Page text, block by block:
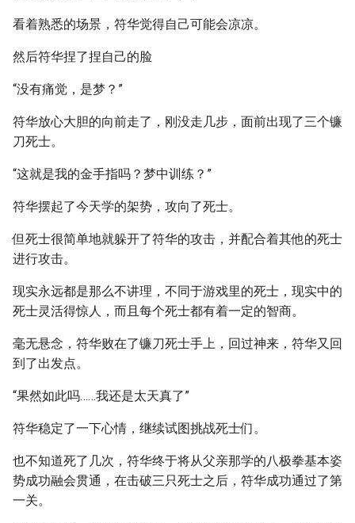
看着熟悉的场景，符华觉得自己可能会凉凉。
然后符华捏了捏自己的脸
“没有痛觉，是梦？”
符华放心大胆的向前走了，刚没走几步，面前出现了三个镰
刀死士。
“这就是我的金手指吗？梦中训练？”
符华摆起了今天学的架势，攻向了死士。
但死士很简单地就躲开了符华的攻击，并配合着其他的死士
进行攻击。
现实永远都是那么不讲理，不同于游戏里的死士，现实中的
死士灵活得惊人，而且每个死士都有着一定的智商。
毫无悬念，符华败在了镰刀死士手上，回过神来，符华又回
到了出发点。
“果然如此吗……我还是太天真了”
符华稳定了一下心情，继续试图挑战死士们。
也不知道死了几次，符华终于将从父亲那学的八极拳基本姿
势成功融会贯通，在击破三只死士之后，符华成功通过了第
一关。